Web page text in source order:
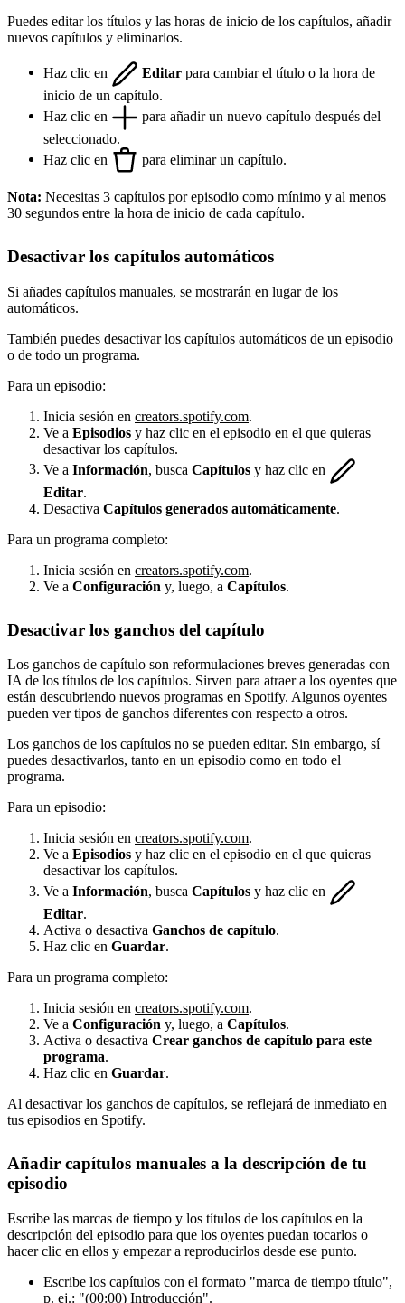
Puedes editar los títulos y las horas de inicio de los capítulos, añadir
nuevos capítulos y eliminarlos.
Haz clic en Editar para cambiar el título o la hora de
inicio de un capítulo.
Haz clic en
para añadir un nuevo capítulo después del
seleccionado.
Haz clic en
para eliminar un capítulo.
Nota: Necesitas 3 capítulos por episodio como mínimo y al menos
30 segundos entre la hora de inicio de cada capítulo.
Desactivar los capítulos automáticos
Si añades capítulos manuales, se mostrarán en lugar de los
automáticos.
También puedes desactivar los capítulos automáticos de un episodio
o de todo un programa.
Para un episodio:
Inicia sesión en creators.spotify.com.
Ve a Episodios y haz clic en el episodio en el que quieras
desactivar los capítulos.
Ve a Información , busca Capítulos y haz clic en
Editar.
Desactiva Capítulos generados automáticamente.
Para un programa completo:
Inicia sesión en creators.spotify.com.
Ve a Configuración y, luego, a Capítulos.
Desactivar los ganchos del capítulo
Los ganchos de capítulo son reformulaciones breves generadas con
IA de los títulos de los capítulos. Sirven para atraer a los oyentes que
están descubriendo nuevos programas en Spotify. Algunos oyentes
pueden ver tipos de ganchos diferentes con respecto a otros.
Los ganchos de los capítulos no se pueden editar. Sin embargo, sí
puedes desactivarlos, tanto en un episodio como en todo el
programa.
Para un episodio:
Inicia sesión en creators.spotify.com.
Ve a Episodios y haz clic en el episodio en el que quieras
desactivar los capítulos.
Ve a Información, busca Capítulos y haz clic en
Editar.
Activa o desactiva Ganchos de capítulo.
Haz clic en Guardar.
Para un programa completo:
Inicia sesión en creators.spotify.com.
Ve a Configuración y, luego, a Capítulos.
Activa o desactiva Crear ganchos de capítulo para este
programa.
Haz clic en Guardar.
Al desactivar los ganchos de capítulos, se reflejará de inmediato en
tus episodios en Spotify.
Añadir capítulos manuales a la descripción de tu
episodio
Escribe las marcas de tiempo y los títulos de los capítulos en la
descripción del episodio para que los oyentes puedan tocarlos o
hacer clic en ellos y empezar a reproducirlos desde ese punto.
Escribe los capítulos con el formato "marca de tiempo título",
p. ej.: "(00:00) Introducción".